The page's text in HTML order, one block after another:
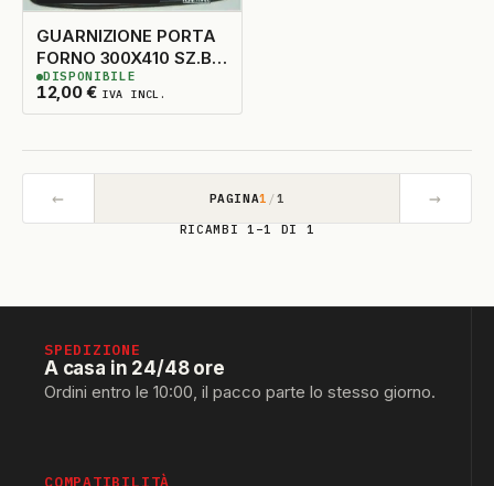
GUARNIZIONE PORTA
FORNO 300X410 SZ.B
4L.
12,00€ IVA INCL.
3DISPONIBILI
DISPONIBILE
← PAGINA1 /1 →
RICAMBI 1–1 DI 1
SPEDIZIONE
A casa in 24/48 ore
Ordini entro le 10:00, il pacco parte lo stesso giorno.